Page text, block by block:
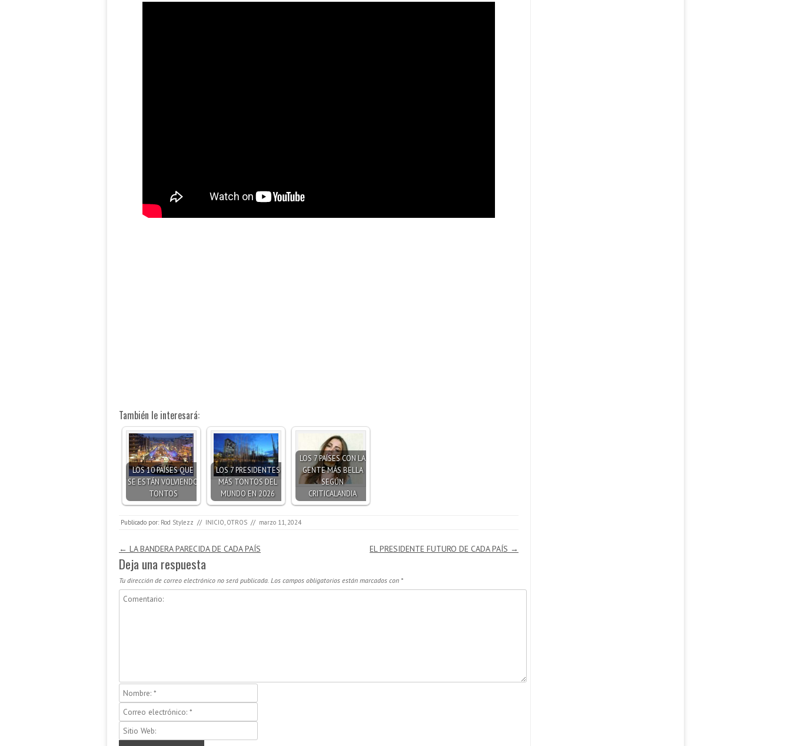
También le interesará:
LOS 10 PAÍSES QUE
SE ESTÁN VOLVIENDO
TONTOS
LOS 7 PRESIDENTES
MÁS TONTOS DEL
MUNDO EN 2026
LOS 7 PAÍSES CON LA
GENTE MÁS BELLA
SEGÚN
CRITICALANDIA
Publicado por: Rod Stylezz // INICIO OTROS // marzo 11, 2024
Navegación de entradas
← LA BANDERA PARECIDA DE CADA PAÍS EL PRESIDENTE FUTURO DE CADA PAÍS →
Deja una respuesta
Tu dirección de correo electrónico no será publicada. Los campos obligatorios están marcados con *